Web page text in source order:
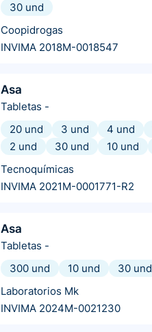
30 und
Coopidrogas
INVIMA 2018M-0018547
Asa
Tabletas -
20 und
3 und 4 und
2 und
30 und 10 und
Tecnoquímicas
INVIMA 2021M-0001771-R2
Asa
Tabletas -
300 und
10 und 30 und
Laboratorios Mk
INVIMA 2024M-0021230